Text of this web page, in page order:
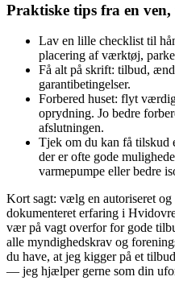
Praktiske tips fra en
Lav en lille checklist til
placering af værktøj,
Få alt på skrift: tilbud,
garantibetingelser.
Forbered huset: flyt
oprydning. Jo bedre
afslutningen.
Tjek om du kan få
der er ofte gode
varmepumpe eller bedre
Kort sagt: vælg en autoriseret
dokumenteret erfaring i
vær på vagt overfor for gode
alle myndighedskrav og
du have, at jeg kigger på et
— jeg hjælper gerne som din